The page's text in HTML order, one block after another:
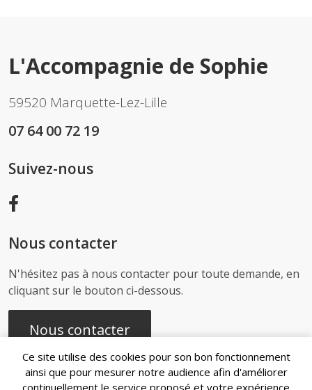
L'Accompagnie de Sophie
59520 Marquette-Lez-Lille
07 64 00 72 19
Suivez-nous
Nous contacter
N'hésitez pas à nous contacter pour toute demande, en
cliquant sur le bouton ci-dessous.
Nous contacter
Ce site utilise des cookies pour son bon fonctionnement
ainsi que pour mesurer notre audience afin d'améliorer